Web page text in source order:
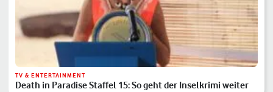
TV & ENTERTAINMENT
Death in Paradise Staffel 15: So geht der Inselkrimi weiter